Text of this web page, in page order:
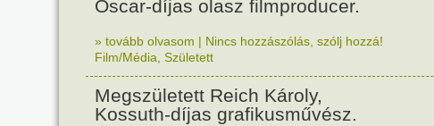
Oscar-díjas olasz filmproducer.
» tovább olvasom | Nincs hozzászólás, szólj hozzá!
Film/Média Született
Megszületett Reich Károly,
Kossuth-díjas grafikusművész.